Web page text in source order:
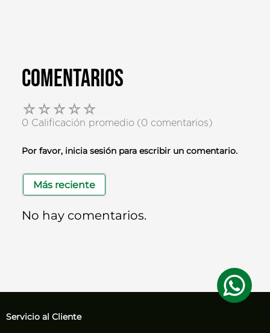
Comentarios
☆☆☆☆☆
0 Calificación promedio (0 comentarios)
Por favor, inicia sesión para escribir un comentario.
Más reciente
No hay comentarios.
Servicio al Cliente